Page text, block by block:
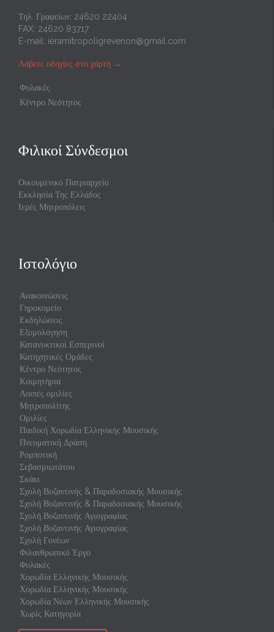
Τηλ. Γραφείων: 24620 22404
FAX: 24620 83717
E-mail: ieramitropoligrevenon@gmail.com
Λάβετε οδηγίες στο χάρτη →
Φυλακές
Κέντρο Νεότητος
Φιλικοί Σύνδεσμοι
Οικουμενικό Πατριαρχείο
Εκκλησία Της Ελλάδος
Ιερές Μητροπόλεις
Ιστολόγιο
Ανακοινώσεις
Γηροκομείο
Εκδηλώσεις
Εξομολόγηση
Κατανυκτικοί Εσπερινοί
Κατηχητικές Ομάδες
Κέντρο Νεότητος
Κοιμητήρια
Λοιπές ομιλίες
Μητροπολίτης
Ομιλίες
Παιδική Χορωδία Ελληνικής Μουσικής
Πνευματική Δράση
Ρομποτική
Σεβασμιωτάτου
Σκάκι
Σχολή Βυζαντινής & Παραδοσιακής Μουσικής
Σχολή Βυζαντινής & Παραδοσιακής Μουσικής
Σχολή Βυζαντινής Αγιογραφίας
Σχολή Βυζαντινής Αγιογραφίας
Σχολή Γονέων
Φιλανθρωπικό Έργο
Φυλακές
Χορωδία Ελληνικής Μουσικής
Χορωδία Ελληνικής Μουσικής
Χορωδία Νέων Ελληνικής Μουσικής
Χωρίς Κατηγορία